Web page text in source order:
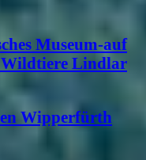
Museum-auf
Wildtiere Lindlar
Wipperfürth